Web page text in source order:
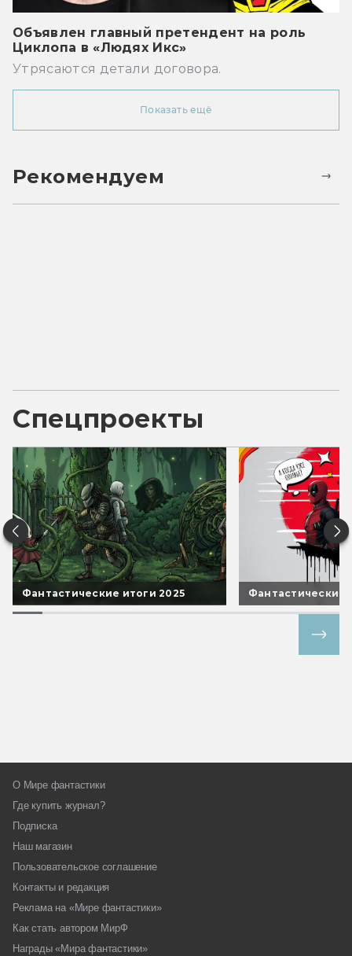
Объявлен главный претендент на роль
Циклопа в «Людях Икс»
Утрясаются детали договора.
Показать ещё
Рекомендуем
Спецпроекты
Фантастические итоги 2025 Фантастические
О Мире фантастики
Где купить журнал?
Подписка
Наш магазин
Пользовательское соглашение
Контакты и редакция
Реклама на «Мире фантастики»
Как стать автором МирФ
Награды «Мира фантастики»